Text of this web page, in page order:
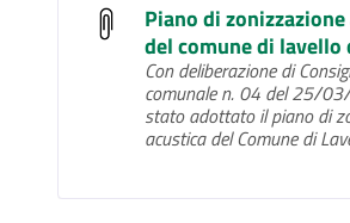
Piano di
del comune di lavello
Con deliberazione di
comunale n. 04 del 25/
stato adottato il piano di
acustica del Comune di